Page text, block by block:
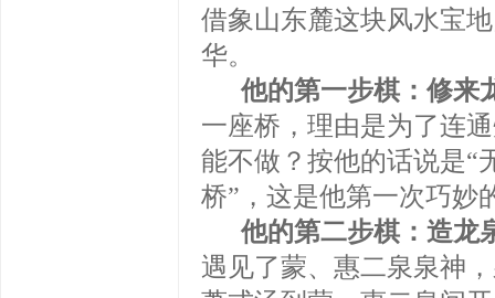
借象山东麓这块风水宝
华。
他的第一步棋：修来
一座桥，理由是为了连
能不做？按他的话说是“
桥”，这是他第一次巧妙
他的第二步棋：造龙
遇见了蒙、惠二泉泉神